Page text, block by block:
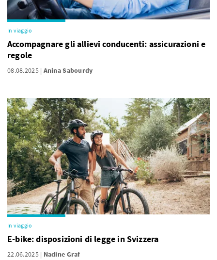
In viaggio
Accompagnare gli allievi conducenti: assicurazioni e
regole
08.08.2025 Anina Sabourdy
In viaggio
E-bike: disposizioni di legge in Svizzera
22.06.2025 Nadine Graf